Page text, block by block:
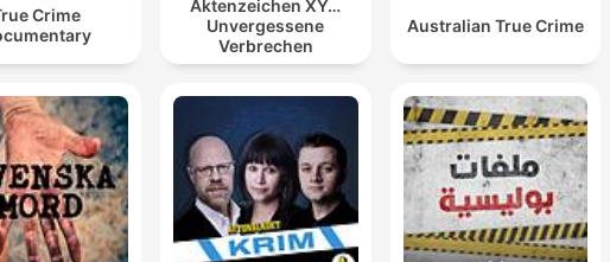
Crime
Aktenzeichen XY…
Unvergessene
Verbrechen
Australian True Crime